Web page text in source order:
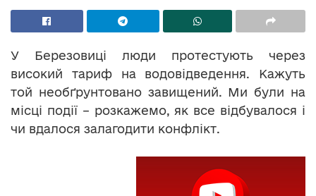
У Березовиці люди протестують через
високий тариф на водовідведення. Кажуть
той необґрунтовано завищений. Ми були на
місці події – розкажемо, як все відбувалося і
чи вдалося залагодити конфлікт.